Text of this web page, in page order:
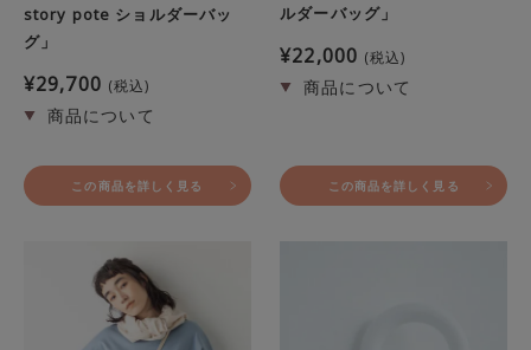
story pote ショルダーバッ
グ」
¥29,700 税込
この商品を詳しく見る
ルダーバッグ」
¥22,000 税込
この商品を詳しく見る